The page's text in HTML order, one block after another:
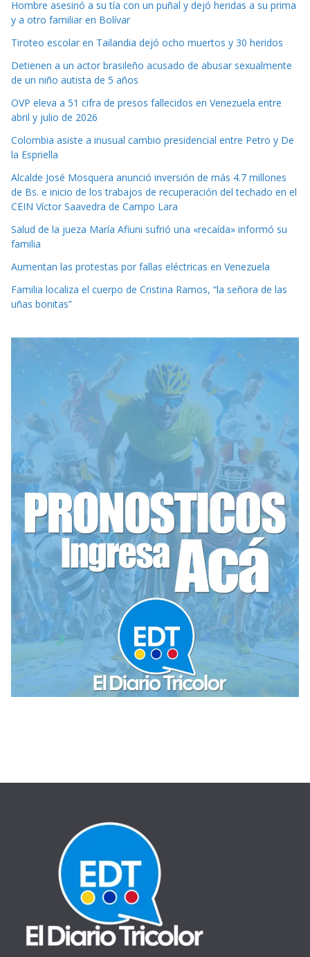
Hombre asesinó a su tía con un puñal y dejó heridas a su prima
y a otro familiar en Bolívar
Tiroteo escolar en Tailandia dejó ocho muertos y 30 heridos
Detienen a un actor brasileño acusado de abusar sexualmente
de un niño autista de 5 años
OVP eleva a 51 cifra de presos fallecidos en Venezuela entre
abril y julio de 2026
Colombia asiste a inusual cambio presidencial entre Petro y De
la Espriella
Alcalde José Mosquera anunció inversión de más 4.7 millones
de Bs. e inicio de los trabajos de recuperación del techado en el
CEIN Víctor Saavedra de Campo Lara
Salud de la jueza María Afiuni sufrió una «recaída» informó su
familia
Aumentan las protestas por fallas eléctricas en Venezuela
Familia localiza el cuerpo de Cristina Ramos, “la señora de las
uñas bonitas”